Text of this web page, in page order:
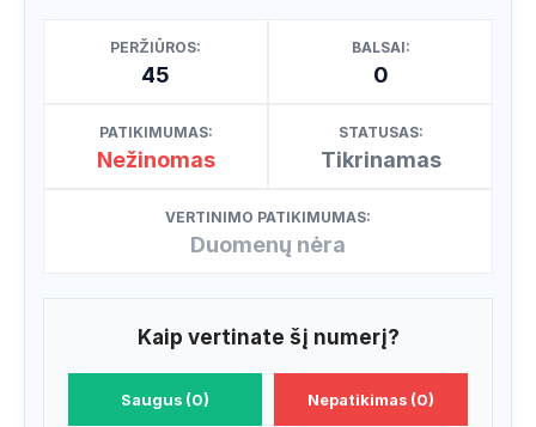
PERŽIŪROS:
45
BALSAI:
0
PATIKIMUMAS:
Nežinomas
STATUSAS:
Tikrinamas
VERTINIMO PATIKIMUMAS:
Duomenų nėra
Kaip vertinate šį numerį?
Saugus (0) Nepatikimas (0)